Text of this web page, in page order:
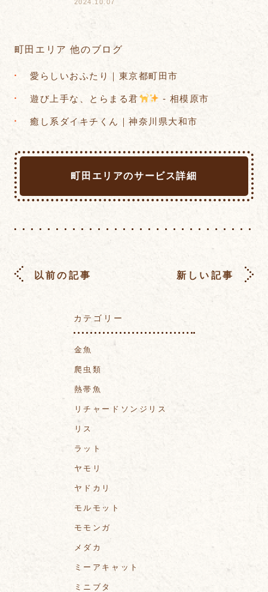
2024.10.07
町田エリア 他のブログ
愛らしいおふたり｜東京都町田市
遊び上手な、とらまる君 - 相模原市
癒し系ダイキチくん｜神奈川県大和市
町田エリアのサービス詳細
以前の記事 新しい記事
カテゴリー
金魚
爬虫類
熱帯魚
リチャードソンジリス
リス
ラット
ヤモリ
ヤドカリ
モルモット
モモンガ
メダカ
ミーアキャット
ミニブタ